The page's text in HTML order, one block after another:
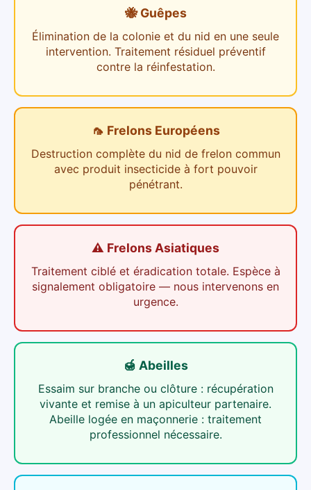
🐝 Guêpes
Élimination de la colonie et du nid en une seule
intervention. Traitement résiduel préventif
contre la réinfestation.
🦟 Frelons Européens
Destruction complète du nid de frelon commun
avec produit insecticide à fort pouvoir
pénétrant.
⚠️ Frelons Asiatiques
Traitement ciblé et éradication totale. Espèce à
signalement obligatoire — nous intervenons en
urgence.
🍯 Abeilles
Essaim sur branche ou clôture : récupération
vivante et remise à un apiculteur partenaire.
Abeille logée en maçonnerie : traitement
professionnel nécessaire.